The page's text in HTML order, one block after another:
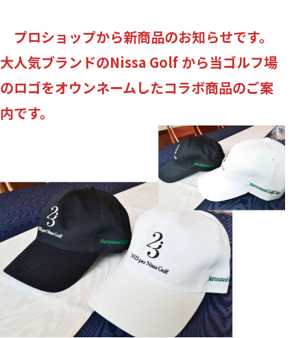
プロショップから新商品のお知らせです。
大人気ブランドのNissa Golf から当ゴルフ場
のロゴをオウンネームしたコラボ商品のご案
内です。